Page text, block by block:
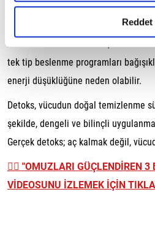
gerçekleştirilen veri işleme
detaylı bilgi almak için lütfenReddet
Bu basit adımlar, vücudun kendi
Ancak unutulmamalıdır ki, uzun
tek tip beslenme programları
enerji düşüklüğüne neden olabilir.
Detoks, vücudun doğal temizlenme
şekilde, dengeli ve bilinçli
Gerçek detoks; aç kalmak değil,
👉🏼 "OMUZLARI GÜÇLENDİREN 3
VİDEOSUNU İZLEMEK İÇİN